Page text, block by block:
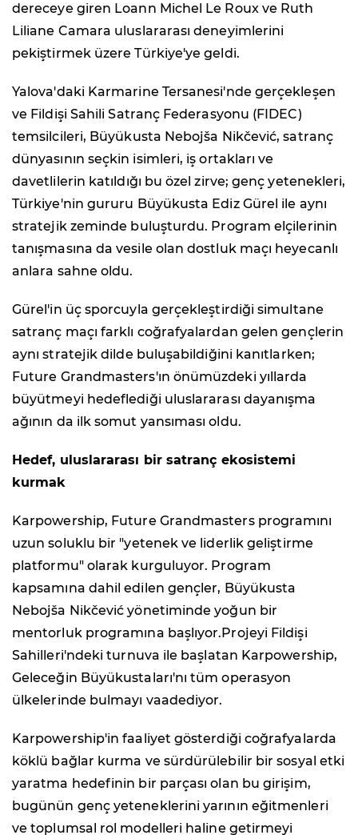
dereceye giren Loann Michel Le Roux ve Ruth
Liliane Camara uluslararası deneyimlerini
pekiştirmek üzere Türkiye'ye geldi.
Yalova'daki Karmarine Tersanesi'nde gerçekleşen
ve Fildişi Sahili Satranç Federasyonu (FIDEC)
temsilcileri, Büyükusta Nebojša Nikčević, satranç
dünyasının seçkin isimleri, iş ortakları ve
davetlilerin katıldığı bu özel zirve; genç yetenekleri,
Türkiye'nin gururu Büyükusta Ediz Gürel ile aynı
stratejik zeminde buluşturdu. Program elçilerinin
tanışmasına da vesile olan dostluk maçı heyecanlı
anlara sahne oldu.
Gürel'in üç sporcuyla gerçekleştirdiği simultane
satranç maçı farklı coğrafyalardan gelen gençlerin
aynı stratejik dilde buluşabildiğini kanıtlarken;
Future Grandmasters'ın önümüzdeki yıllarda
büyütmeyi hedeflediği uluslararası dayanışma
ağının da ilk somut yansıması oldu.
Hedef, uluslararası bir satranç ekosistemi
kurmak
Karpowership, Future Grandmasters programını
uzun soluklu bir "yetenek ve liderlik geliştirme
platformu" olarak kurguluyor. Program
kapsamına dahil edilen gençler, Büyükusta
Nebojša Nikčević yönetiminde yoğun bir
mentorluk programına başlıyor.Projeyi Fildişi
Sahilleri'ndeki turnuva ile başlatan Karpowership,
Geleceğin Büyükustaları'nı tüm operasyon
ülkelerinde bulmayı vaadediyor.
Karpowership'in faaliyet gösterdiği coğrafyalarda
köklü bağlar kurma ve sürdürülebilir bir sosyal etki
yaratma hedefinin bir parçası olan bu girişim,
bugünün genç yeteneklerini yarının eğitmenleri
ve toplumsal rol modelleri haline getirmeyi